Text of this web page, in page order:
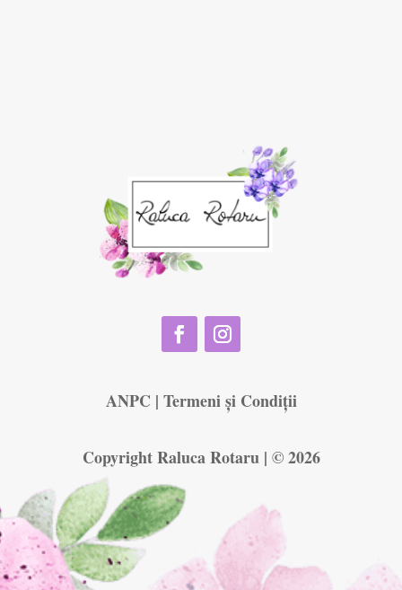
ANPC | Termeni și Condiții
Copyright Raluca Rotaru | © 2026